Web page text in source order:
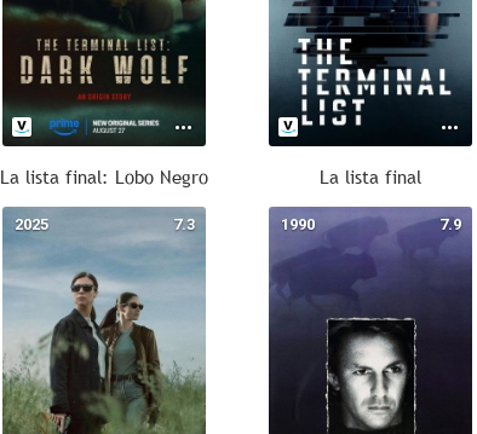
La lista final: Lobo Negro La lista final
7.3
2025 7.9
1990